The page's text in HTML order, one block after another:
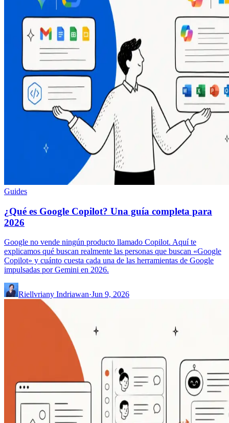
Guides
¿Qué es Google Copilot? Una guía completa para
2026
Google no vende ningún producto llamado Copilot. Aquí te
explicamos qué buscan realmente las personas que buscan «Google
Copilot» y cuánto cuesta cada una de las herramientas de Google
impulsadas por Gemini en 2026.
Riellvriany Indriawan·Jun 9, 2026